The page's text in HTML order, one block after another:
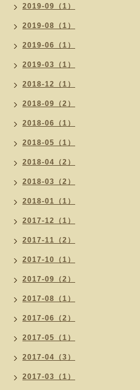
2019-09（1）
2019-08（1）
2019-06（1）
2019-03（1）
2018-12（1）
2018-09（2）
2018-06（1）
2018-05（1）
2018-04（2）
2018-03（2）
2018-01（1）
2017-12（1）
2017-11（2）
2017-10（1）
2017-09（2）
2017-08（1）
2017-06（2）
2017-05（1）
2017-04（3）
2017-03（1）